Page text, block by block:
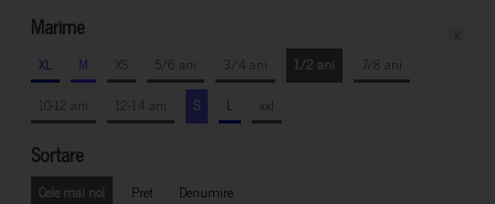
Marime
XL M XS 5/6 ani 3/4 ani 1/2 ani
7/8 ani
10-12 ani
12-14 ani S L xxl
Sortare
Cele mai noi Pret Denumire